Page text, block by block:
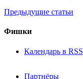
Предыдущие статьи
Фишки
Календарь в RSS
Партнёры